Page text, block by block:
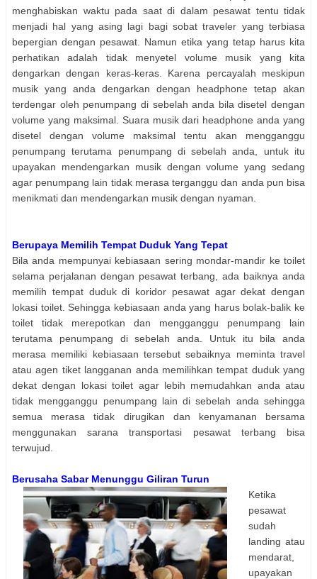
menghabiskan waktu pada saat di dalam pesawat tentu tidak
menjadi hal yang asing lagi bagi sobat traveler yang terbiasa
bepergian dengan pesawat. Namun etika yang tetap harus kita
perhatikan adalah tidak menyetel volume musik yang kita
dengarkan dengan keras-keras. Karena percayalah meskipun
musik yang anda dengarkan dengan headphone tetap akan
terdengar oleh penumpang di sebelah anda bila disetel dengan
volume yang maksimal. Suara musik dari headphone anda yang
disetel dengan volume maksimal tentu akan mengganggu
penumpang terutama penumpang di sebelah anda, untuk itu
upayakan mendengarkan musik dengan volume yang sedang
agar penumpang lain tidak merasa terganggu dan anda pun bisa
menikmati dan mendengarkan musik dengan nyaman.
Berupaya Memilih Tempat Duduk Yang Tepat
Bila anda mempunyai kebiasaan sering mondar-mandir ke toilet
selama perjalanan dengan pesawat terbang, ada baiknya anda
memilih tempat duduk di koridor pesawat agar dekat dengan
lokasi toilet. Sehingga kebiasaan anda yang harus bolak-balik ke
toilet tidak merepotkan dan mengganggu penumpang lain
terutama penumpang di sebelah anda. Untuk itu bila anda
merasa memiliki kebiasaan tersebut sebaiknya meminta travel
atau agen tiket langganan anda memilihkan tempat duduk yang
dekat dengan lokasi toilet agar lebih memudahkan anda atau
tidak mengganggu penumpang lain di sebelah anda sehingga
semua merasa tidak dirugikan dan kenyamanan bersama
menggunakan sarana transportasi pesawat terbang bisa
terwujud.
Berusaha Sabar Menunggu Giliran Turun
Ketika
pesawat
sudah
landing atau
mendarat,
upayakan